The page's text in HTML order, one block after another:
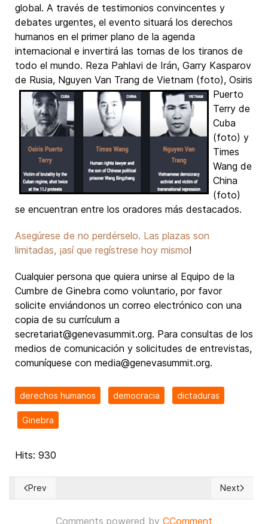
global. A través de testimonios convincentes y
debates urgentes, el evento situará los derechos
humanos en el primer plano de la agenda
internacional e invertirá las tornas de los tiranos de
todo el mundo. Reza Pahlavi de Irán, Garry Kasparov
de Rusia, Nguyen Van Trang de Vietnam (foto), Osiris
Puerto
Terry de
Cuba
(foto) y
Times
Wang de
China
(foto)
se encuentran entre los oradores más destacados.
Asegúrese de no perdérselo. Las plazas son
limitadas, ¡así que regístrese hoy mismo!
Cualquier persona que quiera unirse al Equipo de la
Cumbre de Ginebra como voluntario, por favor
solicite enviándonos un correo electrónico con una
copia de su currículum a
secretariat@genevasummit.org. Para consultas de los
medios de comunicación y solicitudes de entrevistas,
comuníquese con media@genevasummit.org.
derechos humanos democracia dictaduras
Ginebra
Hits: 930
Previous article: Naturpaz puede aportar a la economía
Prev Next
Next
Comments powered by CComment